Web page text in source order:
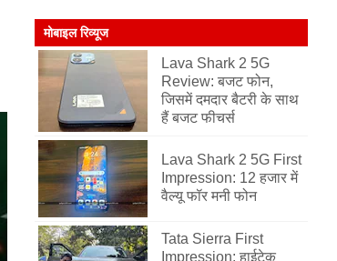
मोबाइल रिव्यूज
Lava Shark 2 5G
Review: बजट फोन,
जिसमें दमदार बैटरी के साथ
हैं बजट फीचर्स
Lava Shark 2 5G First
Impression: 12 हजार में
वैल्यू फॉर मनी फोन
Tata Sierra First
Impression: हाईटेक